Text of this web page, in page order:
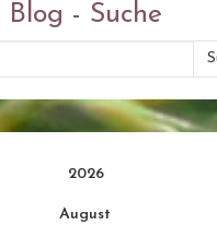
Blog - Suche
2026
August